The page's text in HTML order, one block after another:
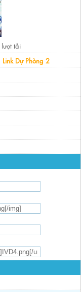
lượt tải
Link Dự Phòng 2